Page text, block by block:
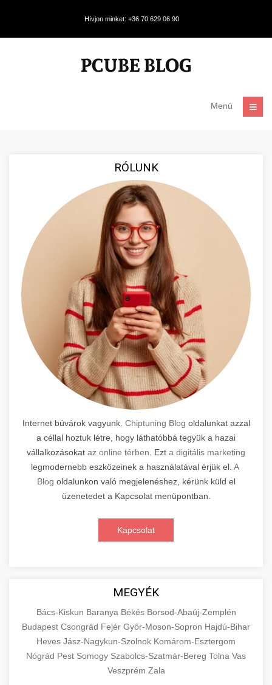
Hívjon minket: +36 70 629 06 90
Menü
RÓLUNK
Internet búvárok vagyunk. Chiptuning Blog oldalunkat azzal
a céllal hoztuk létre, hogy láthatóbbá tegyük a hazai
vállalkozásokat az online térben . Ezt a digitális marketing
legmodernebb eszközeinek a használatával érjük el. A
Blog oldalunkon való megjelenéshez, kérünk küld el
üzenetedet a Kapcsolat menüpontban.
Kapcsolat
MEGYÉK
Bács-Kiskun Baranya Békés Borsod-Abaúj-Zemplén
Budapest Csongrád Fejér Győr-Moson-Sopron Hajdú-Bihar
Heves Jász-Nagykun-Szolnok Komárom-Esztergom
Nógrád Pest Somogy Szabolcs-Szatmár-Bereg Tolna Vas
Veszprém Zala